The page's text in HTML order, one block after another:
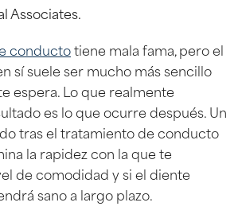
conductotiene mala fama, pero el
sí suele ser mucho más sencillo
espera. Lo que realmente
es lo que ocurre después. Un
tras el tratamiento de conducto
la rapidez con la que te
de comodidad y si el diente
sano a largo plazo.